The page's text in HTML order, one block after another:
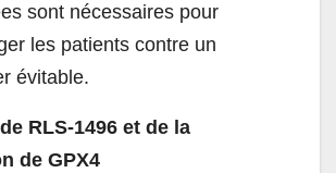
sont nécessaires pour
les patients contre un
évitable.
RLS-1496 et de la
de GPX4